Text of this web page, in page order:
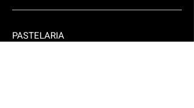
PASTELARIA